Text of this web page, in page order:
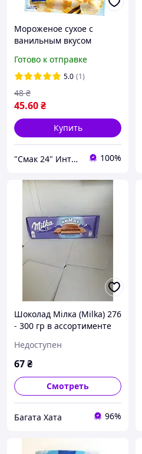
Мороженое сухое с
ванильным вкусом
порции)
Готово к отправке
5.0 (1)
45.60₴
48 ₴
Купить
"Смак 24" Интернет-магазин 100%
Шоколад Мілка (Milka) 276
- 300 гр в ассортименте
Недоступен
67₴
Смотреть
Багата Хата 96%